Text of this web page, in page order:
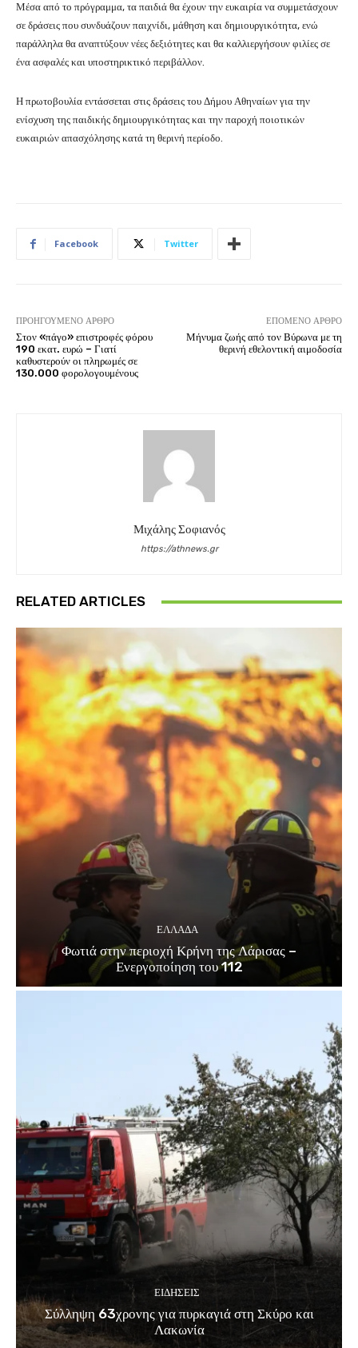
Μέσα από το πρόγραμμα, τα παιδιά θα έχουν την ευκαιρία να συμμετάσχουν
σε δράσεις που συνδυάζουν παιχνίδι, μάθηση και δημιουργικότητα, ενώ
παράλληλα θα αναπτύξουν νέες δεξιότητες και θα καλλιεργήσουν φιλίες σε
ένα ασφαλές και υποστηρικτικό περιβάλλον.
Η πρωτοβουλία εντάσσεται στις δράσεις του Δήμου Αθηναίων για την
ενίσχυση της παιδικής δημιουργικότητας και την παροχή ποιοτικών
ευκαιριών απασχόλησης κατά τη θερινή περίοδο.
Facebook Twitter
ΠΡΟΗΓΟΎΜΕΝΟ ΆΡΘΡΟ
Στον «πάγο» επιστροφές φόρου
190 εκατ. ευρώ – Γιατί
καθυστερούν οι πληρωμές σε
130.000 φορολογουμένους
ΕΠΌΜΕΝΟ ΆΡΘΡΟ
Μήνυμα ζωής από τον Βύρωνα με τη
θερινή εθελοντική αιμοδοσία
Μιχάλης Σοφιανός
https://athnews.gr
RELATED ARTICLES
ΕΛΛΑΔΑ
Φωτιά στην περιοχή Κρήνη της Λάρισας –
Ενεργοποίηση του 112
ΕΙΔΗΣΕΙΣ
Σύλληψη 63χρονης για πυρκαγιά στη Σκύρο και
Λακωνία